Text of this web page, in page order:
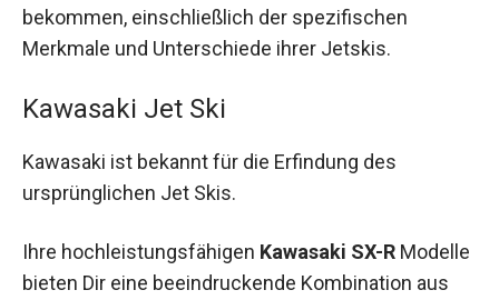
bekommen, einschließlich der spezifischen
Merkmale und Unterschiede ihrer Jetskis.
Kawasaki Jet Ski
Kawasaki ist bekannt für die Erfindung des
ursprünglichen Jet Skis.
Ihre hochleistungsfähigen Kawasaki SX-R Modelle
bieten Dir eine beeindruckende Kombination aus